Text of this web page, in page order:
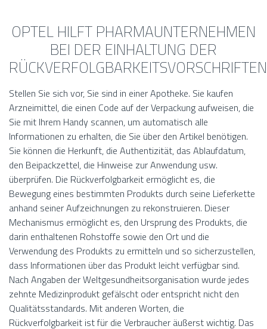
OPTEL HILFT PHARMAUNTERNEHMEN
BEI DER EINHALTUNG DER
RÜCKVERFOLGBARKEITSVORSCHRIFTEN
Stellen Sie sich vor, Sie sind in einer Apotheke. Sie kaufen
Arzneimittel, die einen Code auf der Verpackung aufweisen, die
Sie mit Ihrem Handy scannen, um automatisch alle
Informationen zu erhalten, die Sie über den Artikel benötigen.
Sie können die Herkunft, die Authentizität, das Ablaufdatum,
den Beipackzettel, die Hinweise zur Anwendung usw.
überprüfen. Die Rückverfolgbarkeit ermöglicht es, die
Bewegung eines bestimmten Produkts durch seine Lieferkette
anhand seiner Aufzeichnungen zu rekonstruieren. Dieser
Mechanismus ermöglicht es, den Ursprung des Produkts, die
darin enthaltenen Rohstoffe sowie den Ort und die
Verwendung des Produkts zu ermitteln und so sicherzustellen,
dass Informationen über das Produkt leicht verfügbar sind.
Nach Angaben der Weltgesundheitsorganisation wurde jedes
zehnte Medizinprodukt gefälscht oder entspricht nicht den
Qualitätsstandards. Mit anderen Worten, die
Rückverfolgbarkeit ist für die Verbraucher äußerst wichtig. Das